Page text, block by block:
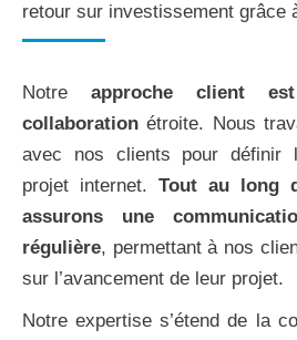
retour sur investissement grâce
Notre approche client
collaboration étroite. Nous
avec nos clients pour définir
projet internet. Tout au long
assurons une
régulière, permettant à nos
sur l’avancement de leur projet.
Notre expertise s’étend de la